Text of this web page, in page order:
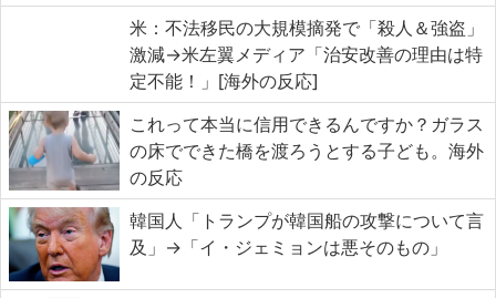
米：不法移民の大規模摘発で「殺人＆強盗」
激減→米左翼メディア「治安改善の理由は特
定不能！」[海外の反応]
これって本当に信用できるんですか？ガラス
の床でできた橋を渡ろうとする子ども。海外
の反応
韓国人「トランプが韓国船の攻撃について言
及」→「イ・ジェミョンは悪そのもの」